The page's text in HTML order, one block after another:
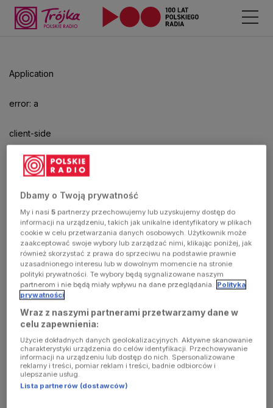
Application
error: a
client-side
exception
has
occurred
(see the
browser
console for
more
information)
aby
odtwarzać.
Dbamy o Twoją prywatność
My i nasi5 partnerzy przechowujemy lub uzyskujemy dostęp do
informacji na urządzeniu, takich jak unikalne identyfikatory w plikach
cookie w celu przetwarzania danych osobowych. Użytkownik może
zaakceptować swoje wybory lub zarządzać nimi, klikając poniżej, jak
również skorzystać z prawa do sprzeciwu na podstawie prawnie
uzasadnionego interesu lub w dowolnym momencie na stronie
polityki prywatności. Te wybory będą sygnalizowane naszym
partnerom i nie będą miały wpływu na dane przeglądania. Polityka
prywatności
Wraz z naszymi partnerami przetwarzamy dane w
celu zapewnienia:
Użycie dokładnych danych geolokalizacyjnych. Aktywne skanowanie
charakterystyki urządzenia do celów identyfikacji. Przechowywanie
informacji na urządzeniu lub dostęp do nich. Spersonalizowane
reklamy i treści, pomiar reklam i treści, badnie odbiorców i
ulepszanie usług.
Lista partnerów (dostawców)